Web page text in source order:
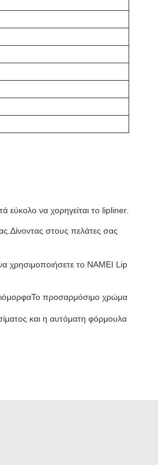
εύκολο να χορηγείται το lipliner.
στους πελάτες σας
χρησιμοποιήσετε το NAMEI Lip
προσαρμόσιμο χρώμα
και η αυτόματη φόρμουλα